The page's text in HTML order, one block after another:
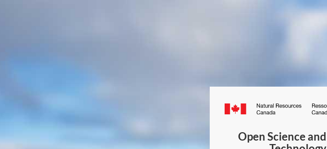
Canada.ca
Open Science and